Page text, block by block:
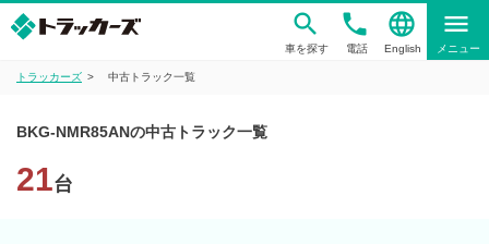
車を探す
phone
電話
language
English
menu
メニュー
トラッカーズ 中古トラック一覧
BKG-NMR85ANの中古トラック一覧
21台